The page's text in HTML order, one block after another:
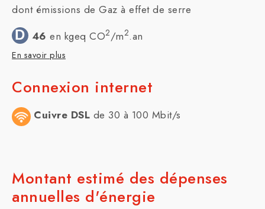
dont émissions de Gaz à effet de serre
D 46 en kgeq CO2/m2.an
En savoir plus
Connexion internet
Cuivre DSL de 30 à 100 Mbit/s
Montant estimé des dépenses
annuelles d'énergie